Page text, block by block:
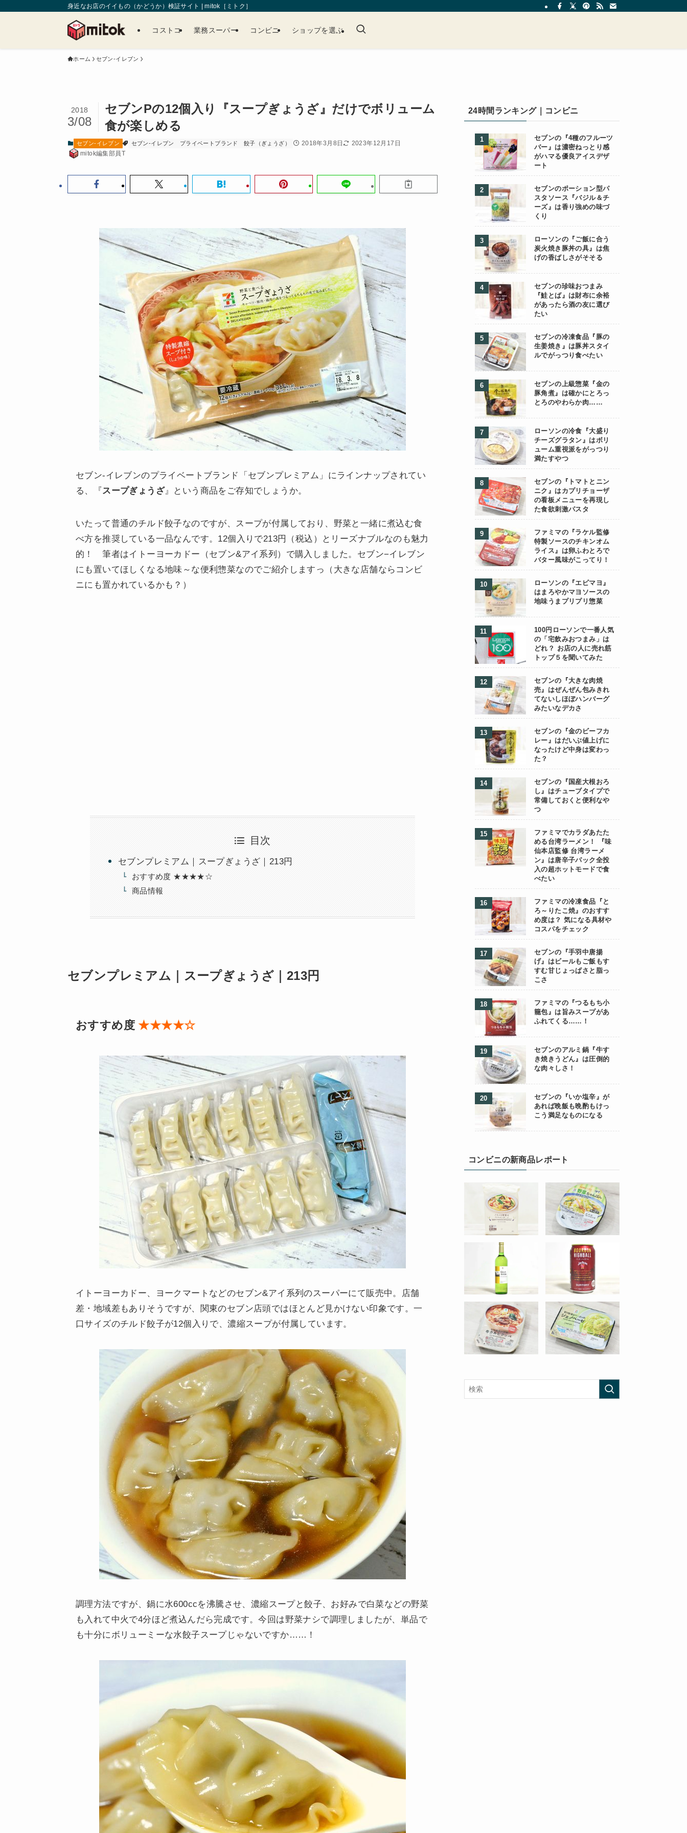
身近なお店のイイもの（かどうか）検証サイト | mitok［ミトク］
コストコ 業務スーパー コンビニ ショップを選ぶ
ホーム セブン-イレブン
セブンPの12個入り『スープぎょうざ』だけでボリューム
食が楽しめる
2018
3/08
セブン-イレブン セブン-イレブン プライベートブランド 餃子（ぎょうざ） 2018年3月8日
2023年12月17日
mitok編集部員T
セブン-イレブンのプライベートブランド「セブンプレミアム」にラインナップされてい
る、『スープぎょうざ』という商品をご存知でしょうか。
いたって普通のチルド餃子なのですが、スープが付属しており、野菜と一緒に煮込む食
べ方を推奨している一品なんです。12個入りで213円（税込）とリーズナブルなのも魅力
的！ 筆者はイトーヨーカドー（セブン&アイ系列）で購入しました。セブン−イレブン
にも置いてほしくなる地味～な便利惣菜なのでご紹介しますっ（大きな店舗ならコンビ
ニにも置かれているかも？）
目次
セブンプレミアム｜スープぎょうざ｜213円
おすすめ度 ★★★★☆
商品情報
セブンプレミアム｜スープぎょうざ｜213円
おすすめ度 ★★★★☆
イトーヨーカドー、ヨークマートなどのセブン&アイ系列のスーパーにて販売中。店舗
差・地域差もありそうですが、関東のセブン店頭ではほとんど見かけない印象です。一
口サイズのチルド餃子が12個入りで、濃縮スープが付属しています。
調理方法ですが、鍋に水600ccを沸騰させ、濃縮スープと餃子、お好みで白菜などの野菜
も入れて中火で4分ほど煮込んだら完成です。今回は野菜ナシで調理しましたが、単品で
も十分にボリューミーな水餃子スープじゃないですか……！
24時間ランキング｜コンビニ
セブンの『4種のフルーツ
バー』は濃密ねっとり感
がハマる優良アイスデザ
ート
セブンのポーション型パ
スタソース『バジル＆チ
ーズ』は香り強めの味づ
くり
ローソンの『ご飯に合う
炭火焼き豚丼の具』は焦
げの香ばしさがそそる
セブンの珍味おつまみ
『鮭とば』は財布に余裕
があったら酒の友に選び
たい
セブンの冷凍食品『豚の
生姜焼き』は豚丼スタイ
ルでがっつり食べたい
セブンの上級惣菜『金の
豚角煮』は確かにとろっ
とろのやわらか肉……
ローソンの冷食『大盛り
チーズグラタン』はボリ
ューム重視派をがっつり
満たすやつ
セブンの『トマトとニン
ニク』はカプリチョーザ
の看板メニューを再現し
た食欲刺激パスタ
ファミマの『ラケル監修
特製ソースのチキンオム
ライス』は卵ふわとろで
バター風味がこってり！
ローソンの『エビマヨ』
はまろやかマヨソースの
地味うまプリプリ惣菜
100円ローソンで一番人気
の「宅飲みおつまみ」は
どれ？ お店の人に売れ筋
トップ５を聞いてみた
セブンの『大きな肉焼
売』はぜんぜん包みきれ
てないしほぼハンバーグ
みたいなデカさ
セブンの『金のビーフカ
レー』はだいぶ値上げに
なったけど中身は変わっ
た？
セブンの『国産大根おろ
し』はチューブタイプで
常備しておくと便利なや
つ
ファミマでカラダあたた
める台湾ラーメン！ 『味
仙本店監修 台湾ラーメ
ン』は唐辛子パック全投
入の超ホットモードで食
べたい
ファミマの冷凍食品『と
ろ～りたこ焼』のおすす
め度は？ 気になる具材や
コスパをチェック
セブンの『手羽中唐揚
げ』はビールもご飯もす
すむ甘じょっぱさと脂っ
こさ
ファミマの『つるもち小
籠包』は旨みスープがあ
ふれてくる……！
セブンのアルミ鍋『牛す
き焼きうどん』は圧倒的
な肉々しさ！
セブンの『いか塩辛』が
あれば晩飯も晩酌もけっ
こう満足なものになる
コンビニの新商品レポート